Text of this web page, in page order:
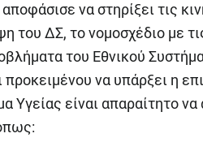
να στηρίξει τις
του ΔΣ, το νομοσχέδιο με
του Εθνικού
προκειμένου να υπάρξει η
Υγείας είναι απαραίτητο